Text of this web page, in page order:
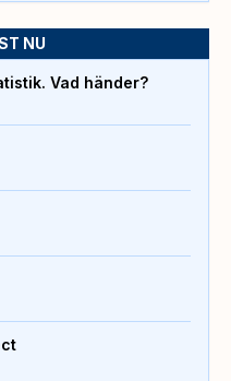
NU
Vad händer?